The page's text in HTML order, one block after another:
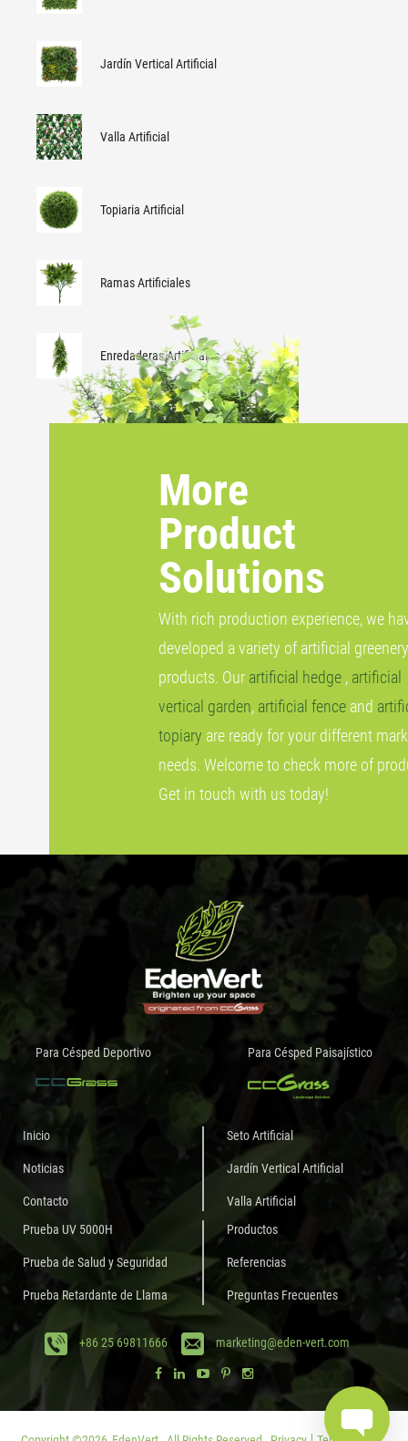
Jardín Vertical Artificial
Valla Artificial
Topiaria Artificial
Ramas Artificiales
Enredaderas Artificiales
More
Product
Solutions
With rich production experience, we
developed a variety of artificial
products. Our artificial hedge , artificial
vertical garden, artificial fence and
topiary are ready for your different
needs. Welcome to check more of
Get in touch with us today!
Para Césped Deportivo Para Césped Paisajístico
Inicio
Noticias
Contacto
Seto Artificial
Jardín Vertical Artificial
Valla Artificial
Prueba UV 5000H
Prueba de Salud y Seguridad
Prueba Retardante de Llama
Productos
Referencias
Preguntas Frecuentes
+86 25 69811666 marketing@eden-vert.com